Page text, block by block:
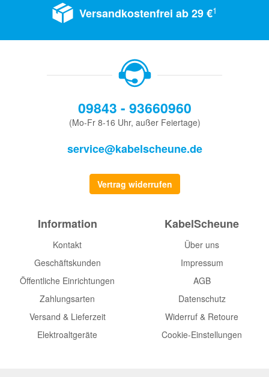
Versandkostenfrei ab 29 €1
09843 - 93660960
(Mo-Fr 8-16 Uhr, außer Feiertage)
service@kabelscheune.de
Vertrag widerrufen
Information
Kontakt
Geschäftskunden
Öffentliche Einrichtungen
Zahlungsarten
Versand & Lieferzeit
Elektroaltgeräte
KabelScheune
Über uns
Impressum
AGB
Datenschutz
Widerruf & Retoure
Cookie-Einstellungen